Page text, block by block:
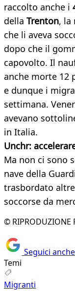
raccolto anche i
della Trenton, la
che li aveva
dopo che il
capovolto. Il
anche morte 12
e dunque i
settimana.
avevano
in Italia.
Unchr:
Ma non ci sono
nave della
trasbordato
soccorse da
© RIPRODUZIONE
Seguici
Temi
Migranti